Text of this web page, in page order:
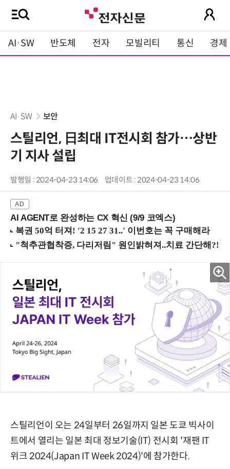
AI·SW 반도체 전자 모빌리티 통신 경제
AI·SW 보안
스틸리언, 日최대 IT전시회 참가…상반
기 지사 설립
발행일 : 2024-04-23 14:06 업데이트 : 2024-04-23 14:06
AI AGENT로 완성하는 CX 혁신 (9/9 코엑스)
스틸리언이 오는 24일부터 26일까지 일본 도쿄 빅사이
트에서 열리는 일본 최대 정보기술(IT) 전시회 '재팬 IT
위크 2024(Japan IT Week 2024)'에 참가한다.